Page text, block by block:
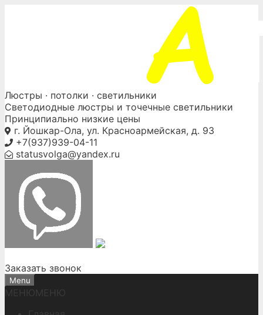
Люстры · потолки · светильники
Светодиодные люстры и точечные светильники
Принципиально низкие цены
г. Йошкар-Ола, ул. Красноармейская, д. 93
+7(937)939-04-11
statusvolga@yandex.ru
Заказать звонок
Menu
МЕНЮМЕНЮ